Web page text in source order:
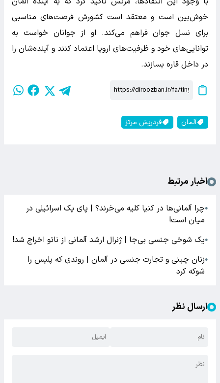
خوش‌بین است و معتقد است کشورش فرصت‌های مناسبی
برای نسل جوان فراهم می‌کند. او از جوانان خواست به
توانایی‌های خود و ظرفیت‌های اروپا اعتماد کنند و آینده‌شان را
در داخل قاره بسازند.
آلمان فردریش مرتز
اخبار مرتبط
●چرا آلمانی‌ها در کنیا کلیه می‌خرند؟ | پای یک اسرائیلی در
میان است!
●یک شوخی جنسی بی‌جا | ژنرال ارشد آلمانی از ناتو اخراج شد!
●زنان چینی و تجارت جنسی در آلمان | روندی که پلیس را
شوکه کرد
ارسال نظر